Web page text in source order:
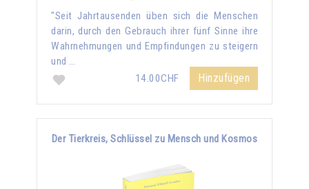
"Seit Jahrtausenden üben sich die Menschen
darin, durch den Gebrauch ihrer fünf Sinne ihre
Wahrnehmungen und Empfindungen zu steigern
und …
14.00CHF
Hinzufügen
Der Tierkreis, Schlüssel zu Mensch und Kosmos